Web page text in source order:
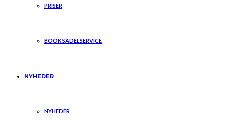
PRISER
BOOK SADELSERVICE
NYHEDER
NYHEDER